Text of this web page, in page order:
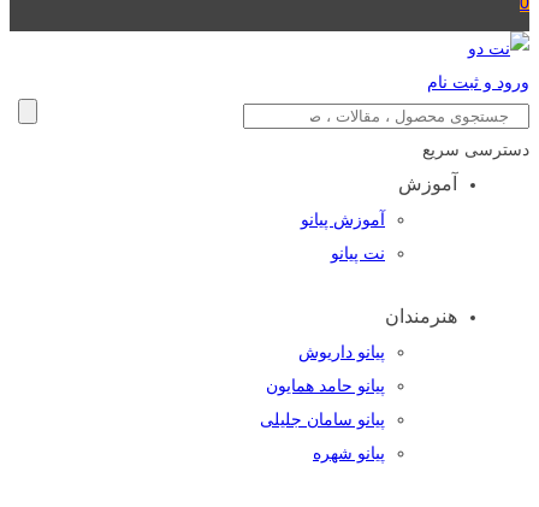
ورود و ثبت نام
دسترسی سریع
آموزش
آموزش پیانو
نت پیانو
هنرمندان
پیانو داریوش
پیانو حامد همایون
پیانو سامان جلیلی
پیانو شهره